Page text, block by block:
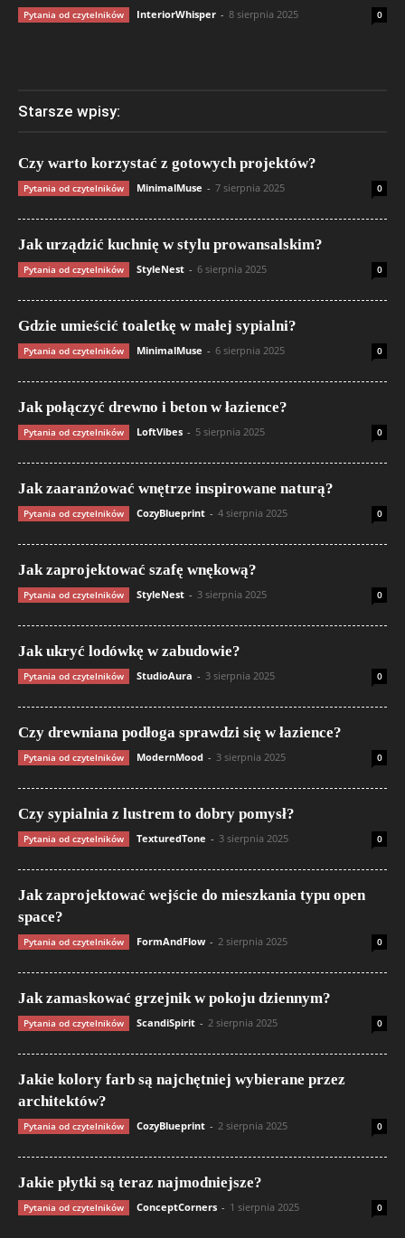
Pytania od czytelników InteriorWhisper - 8 sierpnia 2025 0
Starsze wpisy:
Czy warto korzystać z gotowych projektów?
Pytania od czytelników MinimalMuse - 7 sierpnia 2025 0
Jak urządzić kuchnię w stylu prowansalskim?
Pytania od czytelników StyleNest - 6 sierpnia 2025 0
Gdzie umieścić toaletkę w małej sypialni?
Pytania od czytelników MinimalMuse - 6 sierpnia 2025 0
Jak połączyć drewno i beton w łazience?
Pytania od czytelników LoftVibes - 5 sierpnia 2025 0
Jak zaaranżować wnętrze inspirowane naturą?
Pytania od czytelników CozyBlueprint - 4 sierpnia 2025 0
Jak zaprojektować szafę wnękową?
Pytania od czytelników StyleNest - 3 sierpnia 2025 0
Jak ukryć lodówkę w zabudowie?
Pytania od czytelników StudioAura - 3 sierpnia 2025 0
Czy drewniana podłoga sprawdzi się w łazience?
Pytania od czytelników ModernMood - 3 sierpnia 2025 0
Czy sypialnia z lustrem to dobry pomysł?
Pytania od czytelników TexturedTone - 3 sierpnia 2025 0
Jak zaprojektować wejście do mieszkania typu open
space?
Pytania od czytelników FormAndFlow - 2 sierpnia 2025 0
Jak zamaskować grzejnik w pokoju dziennym?
Pytania od czytelników ScandiSpirit - 2 sierpnia 2025 0
Jakie kolory farb są najchętniej wybierane przez
architektów?
Pytania od czytelników CozyBlueprint - 2 sierpnia 2025 0
Jakie płytki są teraz najmodniejsze?
Pytania od czytelników ConceptCorners - 1 sierpnia 2025 0